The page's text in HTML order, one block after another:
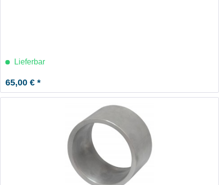
Lieferbar
65,00 € *